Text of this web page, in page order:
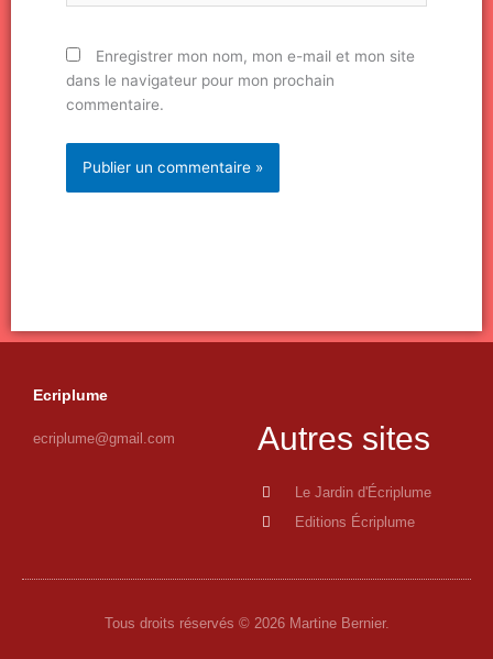
Enregistrer mon nom, mon e-mail et mon site
dans le navigateur pour mon prochain
commentaire.
Ecriplume
ecriplume@gmail.com Autres sites
Le Jardin d'Écriplume
Editions Écriplume
Tous droits réservés © 2026 Martine Bernier.